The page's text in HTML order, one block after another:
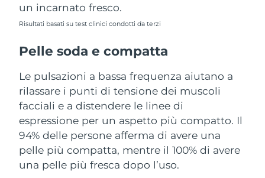
un incarnato fresco.
Risultati basati su test clinici condotti da terzi
Pelle soda e compatta
Le pulsazioni a bassa frequenza aiutano a
rilassare i punti di tensione dei muscoli
facciali e a distendere le linee di
espressione per un aspetto più compatto. Il
94% delle persone afferma di avere una
pelle più compatta, mentre il 100% di avere
una pelle più fresca dopo l’uso.
Emirati Arabi Uniti
Regno Unito
Stati Uniti Consegna stimata
Uzbekistan
Vietnam Consegna stimata8/15/26